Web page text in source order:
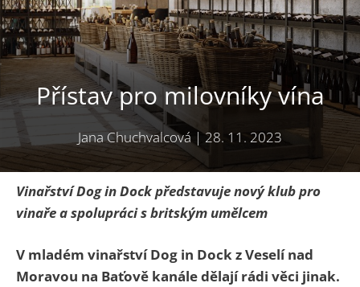
Přístav pro milovníky vína
Jana Chuchvalcová |28. 11. 2023
Vinařství Dog in Dock představuje nový klub pro
vinaře a spolupráci s britským umělcem
V mladém vinařství Dog in Dock z Veselí nad
Moravou na Baťově kanále dělají rádi věci jinak.